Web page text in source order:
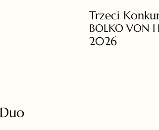
Trzeci
BOLKO VON
2026
Duo